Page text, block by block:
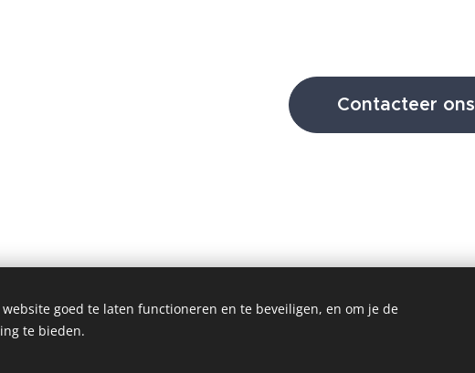
Contacteer ons
goed te laten functioneren en te beveiligen, en om je de
te bieden.